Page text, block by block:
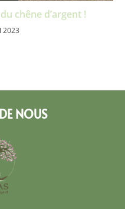
chêne d’argent !
2023
NOUS